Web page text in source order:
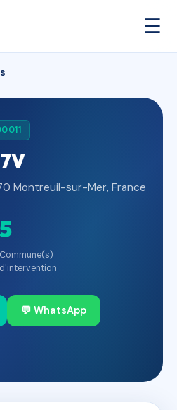
☰
Montreuil-sur-Mer, France
5
Commune(s)
d'intervention
💬 WhatsApp